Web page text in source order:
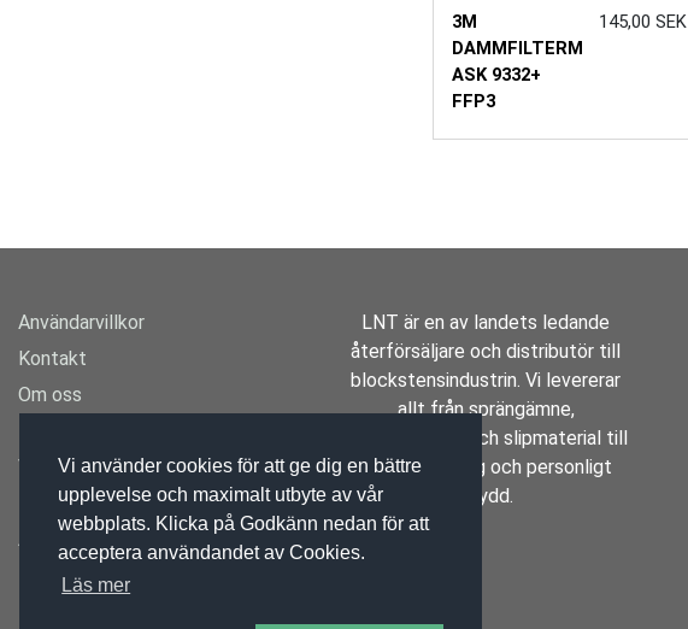
Vi använder cookies för att ge dig en bättre
upplevelse och maximalt utbyte av vår
webbplats. Klicka på Godkänn nedan för att
acceptera användandet av Cookies.
Läs mer
3M
DAMMFILTERM
ASK 9332+
FFP3
145,00 SEK
Användarvillkor
Kontakt
Om oss
Varumärken
Mässan
Aktuellt
LNT är en av landets ledande
återförsäljare och distributör till
blockstensindustrin. Vi levererar
allt från sprängämne,
borrutrustning och slipmaterial till
specialverktyg och personligt
skydd.